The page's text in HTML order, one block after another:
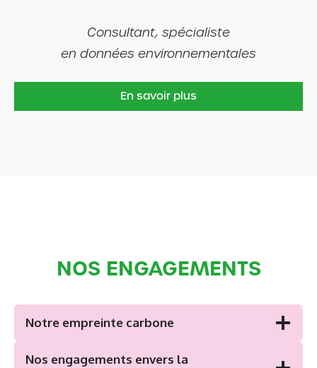
Consultant, spécialiste
en données environnementales
En savoir plus
NOS ENGAGEMENTS
Notre empreinte carbone
Nos engagements envers la